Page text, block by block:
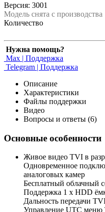
Версия: 3001
Модель снята с производства
Количество
Нужна помощь?
Max | Поддержка
Telegram | Поддержка
Описание
Характеристики
Файлы поддержки
Видео
Вопросы и ответы (6)
Основные особенности
Живое видео TVI в
Одновременное
аналоговых камер
Бесплатный облачный
Поддержка 1 x HDD
Дальность передачи
Управление UTC меню